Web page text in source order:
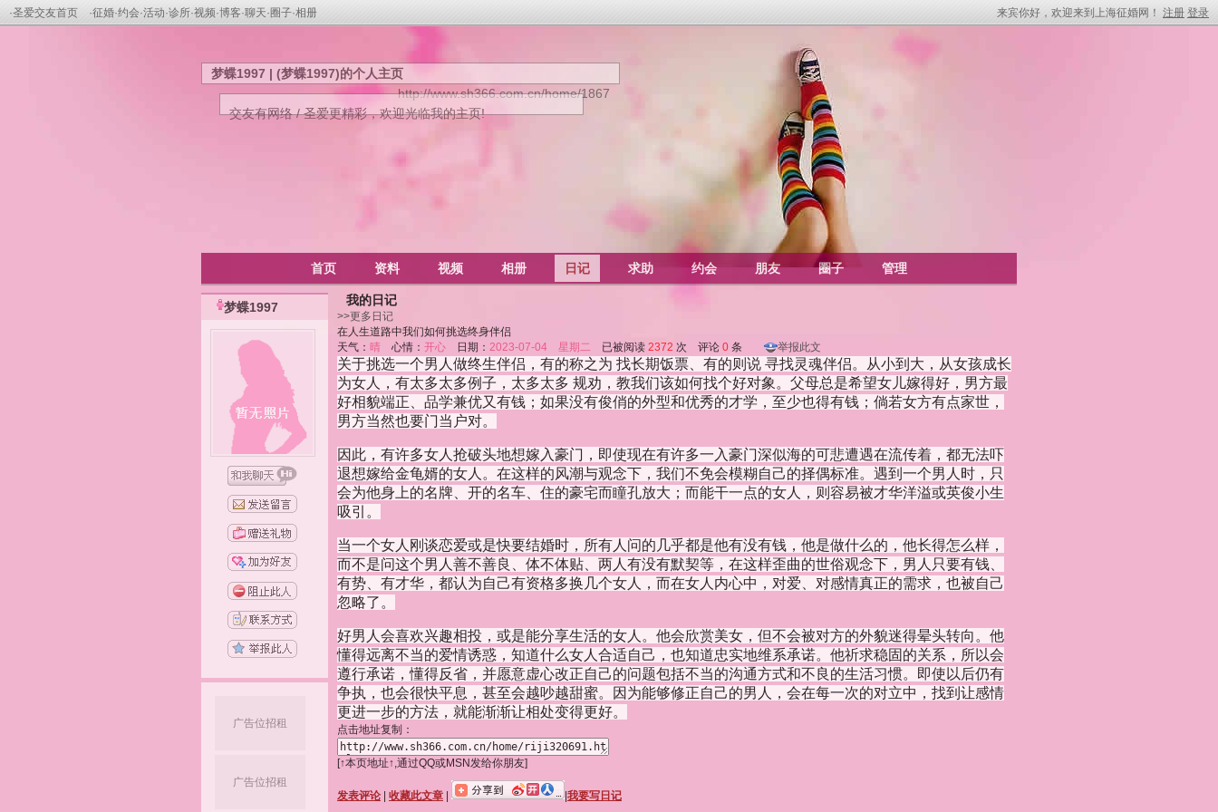
·圣爱交友首页 ·征婚·约会·活动·诊所·视频·博客·聊天· 圈子·相册 来宾你好，欢迎来到上海征婚网！ 注册 登录
梦蝶1997 | (梦蝶1997)的个人主页
http://www.sh366.com.cn/home/1867
交友有网络 / 圣爱更精彩，欢迎光临我的主页!
首页 资料 视频 相册 日记 求助 约会 朋友 圈子 管理
梦蝶1997
广告位招租
广告位招租
我的日记
>>更多日记
在人生道路中我们如何挑选终身伴侣
天气： 晴 心情： 开心 日期： 2023-07-04 星期二 已被阅读 2372 次 评论 0 条 举报此文
关于挑选一个男人做终生伴侣，有的称之为 找长期饭票、有的则说 寻找灵魂伴侣。从小到大，从女孩成长
为女人，有太多太多例子，太多太多 规劝，教我们该如何找个好对象。父母总是希望女儿嫁得好，男方最
好相貌端正、品学兼优又有钱；如果没有俊俏的外型和优秀的才学，至少也得有钱；倘若女方有点家世，
男方当然也要门当户对。
因此，有许多女人抢破头地想嫁入豪门，即使现在有许多一入豪门深似海的可悲遭遇在流传着，都无法吓
退想嫁给金龟婿的女人。在这样的风潮与观念下，我们不免会模糊自己的择偶标准。遇到一个男人时，只
会为他身上的名牌、开的名车、住的豪宅而瞳孔放大；而能干一点的女人，则容易被才华洋溢或英俊小生
吸引。
当一个女人刚谈恋爱或是快要结婚时，所有人问的几乎都是他有没有钱，他是做什么的，他长得怎么样，
而不是问这个男人善不善良、体不体贴、两人有没有默契等，在这样歪曲的世俗观念下，男人只要有钱、
有势、有才华，都认为自己有资格多换几个女人，而在女人内心中，对爱、对感情真正的需求，也被自己
忽略了。
好男人会喜欢兴趣相投，或是能分享生活的女人。他会欣赏美女，但不会被对方的外貌迷得晕头转向。他
懂得远离不当的爱情诱惑，知道什么女人合适自己，也知道忠实地维系承诺。他祈求稳固的关系，所以会
遵行承诺，懂得反省，并愿意虚心改正自己的问题包括不当的沟通方式和不良的生活习惯。即使以后仍有
争执，也会很快平息，甚至会越吵越甜蜜。因为能够修正自己的男人，会在每一次的对立中，找到让感情
更进一步的方法，就能渐渐让相处变得更好。
点击地址复制：
[↑本页地址↑,通过QQ或MSN发给你朋友]
发表评论 收藏此文章 我要写日记